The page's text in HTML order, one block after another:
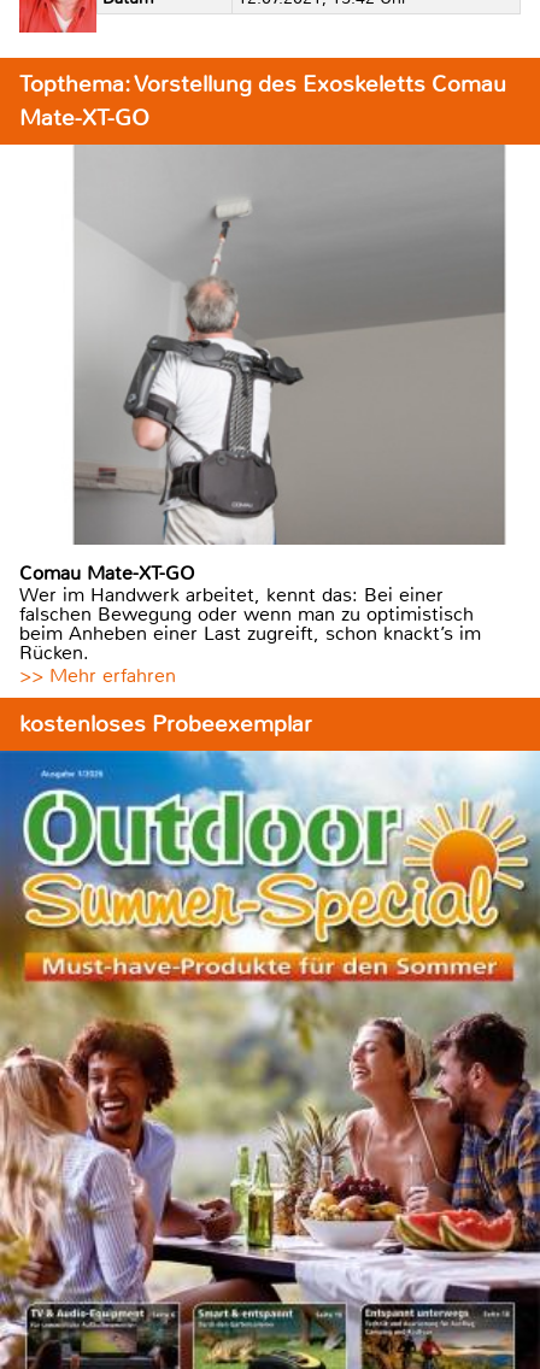
Topthema: Vorstellung des Exoskeletts Comau
Mate-XT-GO
Comau Mate-XT-GO
Wer im Handwerk arbeitet, kennt das: Bei einer
falschen Bewegung oder wenn man zu optimistisch
beim Anheben einer Last zugreift, schon knackt’s im
Rücken.
>> Mehr erfahren
kostenloses Probeexemplar